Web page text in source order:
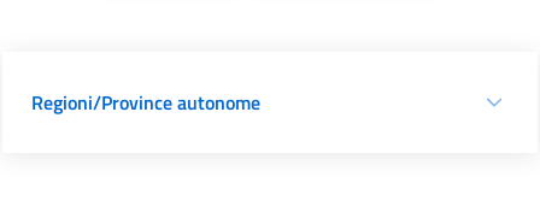
Regioni/Province autonome